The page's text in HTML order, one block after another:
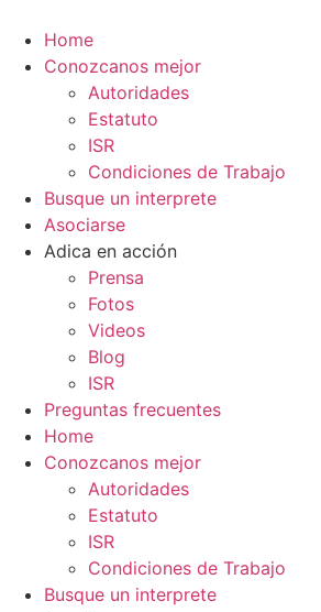
contenido
Home
Conozcanos mejor
Autoridades
Estatuto
ISR
Condiciones de Trabajo
Busque un interprete
Asociarse
Adica en acción
Prensa
Fotos
Videos
Blog
ISR
Preguntas frecuentes
Home
Conozcanos mejor
Autoridades
Estatuto
ISR
Condiciones de Trabajo
Busque un interprete